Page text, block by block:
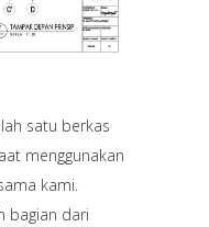
satu berkas
menggunakan
kami.
bagian dari